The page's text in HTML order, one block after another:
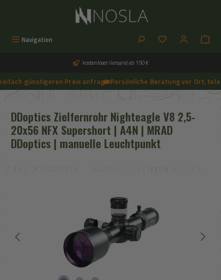
Navigation Du hast 0
kostenloser Versand ab 150 €
günstigeren Preis anfragen
➔
🔥 Persönliche Beratung vor Ort,
DDoptics Zielfernrohr Nighteagle V8 2,5-
20x56 NFX Supershort | A4N | MRAD
DDoptics | manuelle Leuchtpunkt